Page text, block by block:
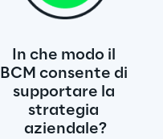
In che modo il
BCM consente di
supportare la
strategia
aziendale?